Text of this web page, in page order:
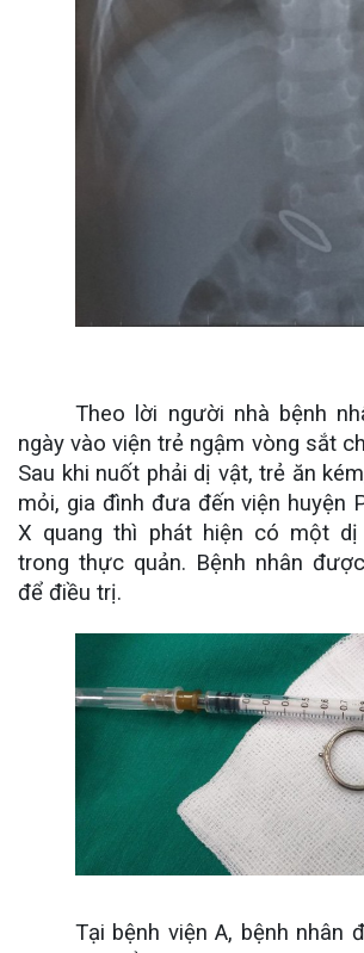
Theo lời người nhà bệnh
ngày vào viện trẻ ngậm vòng sắt
Sau khi nuốt phải dị vật, trẻ ăn
mỏi, gia đình đưa đến viện huyện
X quang thì phát hiện có một dị
trong thực quản. Bệnh nhân
để điều trị.
Tại bệnh viện A, bệnh nhân